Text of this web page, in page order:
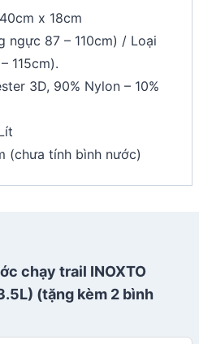
x 18cm
ngực 87 – 110cm) / Loại
115cm).
3D, 90% Nylon – 10%
(chưa tính bình nước)
chạy trail INOXTO
(tặng kèm 2 bình